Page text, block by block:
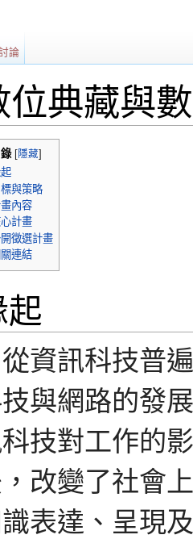
位典藏與
[ 隱藏
標與策略
內容
計畫
徵選計畫
連結
從資訊科技普
與網路的發
技對工作的
改變了社會
表達、呈現
論